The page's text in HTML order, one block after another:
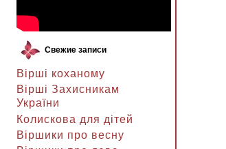
Свежие записи
Вірші коханому
Вірші Захисникам
України
Колискова для дітей
Віршики про весну